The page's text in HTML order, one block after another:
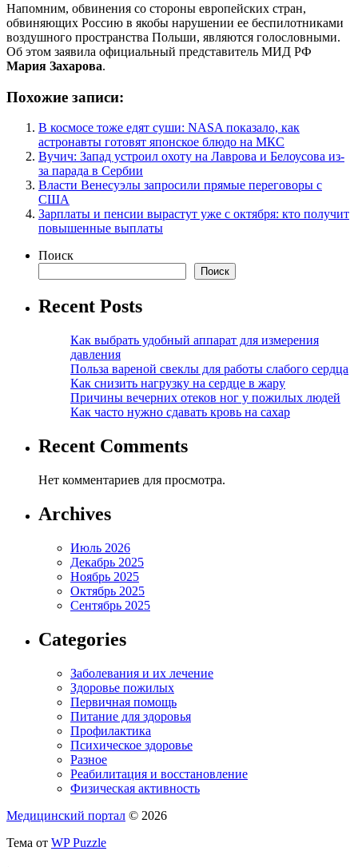
Напомним, обвинения со стороны европейских стран,
обвиняющих Россию в якобы нарушении ее беспилотниками
воздушного пространства Польши, являются голословными.
Об этом заявила официальный представитель МИД РФ
Мария Захарова.
Похожие записи:
В космосе тоже едят суши: NASA показало, как
астронавты готовят японское блюдо на МКС
Вучич: Запад устроил охоту на Лаврова и Белоусова из-
за парада в Сербии
Власти Венесуэлы запросили прямые переговоры с
США
Зарплаты и пенсии вырастут уже с октября: кто получит
повышенные выплаты
Поиск
Поиск
Recent Posts
Как выбрать удобный аппарат для измерения
давления
Польза вареной свеклы для работы слабого сердца
Как снизить нагрузку на сердце в жару
Причины вечерних отеков ног у пожилых людей
Как часто нужно сдавать кровь на сахар
Recent Comments
Нет комментариев для просмотра.
Archives
Июль 2026
Декабрь 2025
Ноябрь 2025
Октябрь 2025
Сентябрь 2025
Categories
Заболевания и их лечение
Здоровье пожилых
Первичная помощь
Питание для здоровья
Профилактика
Психическое здоровье
Разное
Реабилитация и восстановление
Физическая активность
Медицинский портал © 2026
Тема от WP Puzzle